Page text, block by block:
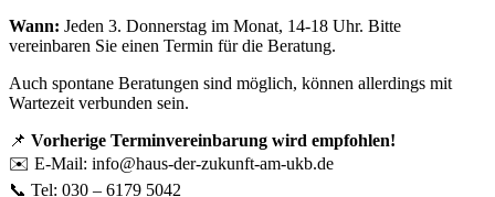
Wann: Jeden 3. Donnerstag im Monat, 14-18 Uhr. Bitte
vereinbaren Sie einen Termin für die Beratung.
Auch spontane Beratungen sind möglich, können allerdings mit
Wartezeit verbunden sein.
📌 Vorherige Terminvereinbarung wird empfohlen!
✉️ E-Mail: info@haus-der-zukunft-am-ukb.de
📞 Tel: 030 – 6179 5042